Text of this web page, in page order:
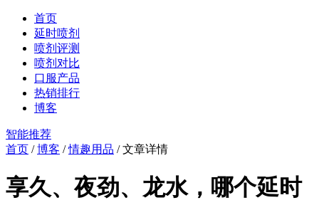
首页
延时喷剂
喷剂评测
喷剂对比
口服产品
热销排行
博客
智能推荐
首页 /博客 /情趣用品 /文章详情
享久、夜劲、龙水，哪个延时